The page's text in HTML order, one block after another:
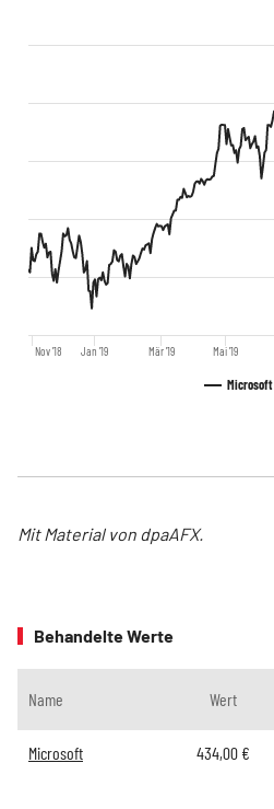
Microsoft
Nov '18 Jan '19 Mär '19 Mai '19
Mit Material von dpaAFX.
Behandelte Werte
Name Wert
Microsoft 434,00€